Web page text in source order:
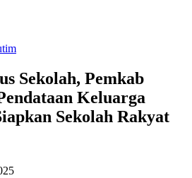
Sekolah, Pemkab
Keluarga
Sekolah Rakyat